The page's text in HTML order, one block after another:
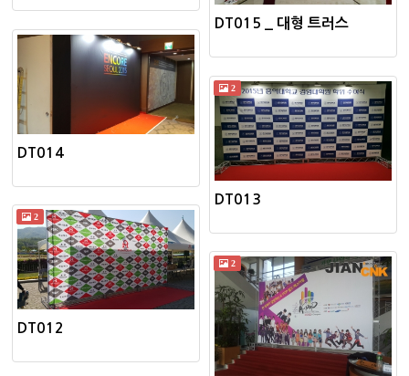
DT015 _ 대형 트러스
DT014
2
DT013
2
DT012
2